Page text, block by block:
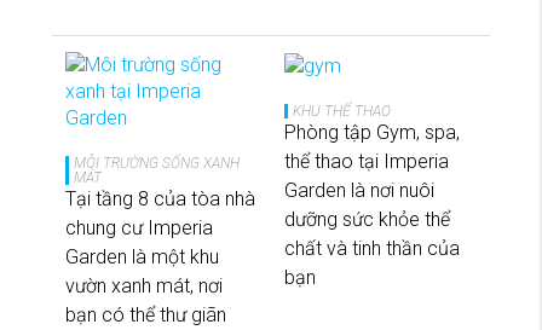
MÔI TRƯỜNG SỐNG XANH
MÁT
Tại tầng 8 của tòa nhà
chung cư Imperia
Garden là một khu
vườn xanh mát, nơi
bạn có thể thư giãn
KHU THỂ THAO
Phòng tập Gym, spa,
thể thao tại Imperia
Garden là nơi nuôi
dưỡng sức khỏe thể
chất và tinh thần của
bạn